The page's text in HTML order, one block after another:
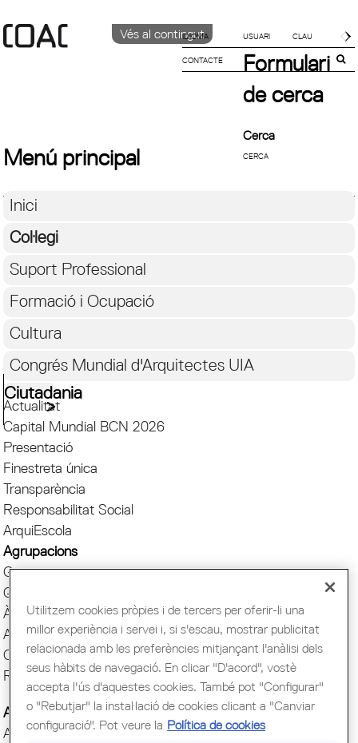
Vés al contingut
IDIOMA
CATALÀ
CONTACTE
Formulari
de cerca
Cerca
Menú principal
Inici
Col·legi
Suport Professional
Formació i Ocupació
Cultura
Congrés Mundial d'Arquitectes UIA
Ciutadania
Actualitat
Capital Mundial BCN 2026
Presentació
Finestreta única
Transparència
Responsabilitat Social
ArquiEscola
Agrupacions
Grups
Quotes i serveis
Àgora
Avantatges COAC
Comunicació
Reserva espai Sala
AADIPA
AAEPFMC
Utilitzem cookies pròpies i de tercers per oferir-li una
millor experiència i servei i, si s'escau, mostrar publicitat
relacionada amb les preferències mitjançant l'anàlisi dels
seus hàbits de navegació. En clicar "D'acord", vostè
accepta l'ús d'aquestes cookies. També pot "Configurar"
o "Rebutjar" la instal·lació de cookies clicant a "Canviar
configuració". Pot veure la Política de cookies